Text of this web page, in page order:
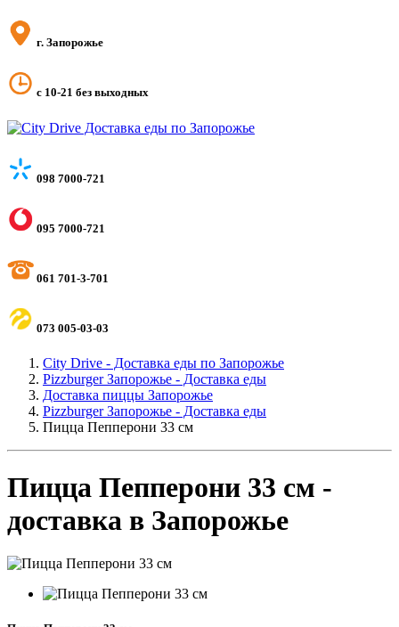
г. Запорожье
с 10-21 без выходных
098 7000-721
095 7000-721
061 701-3-701
073 005-03-03
City Drive - Доставка еды по Запорожье
Pizzburger Запорожье - Доставка еды
Доставка пиццы Запорожье
Pizzburger Запорожье - Доставка еды
Пицца Пепперони 33 см
Пицца Пепперони 33 см -
доставка в Запорожье